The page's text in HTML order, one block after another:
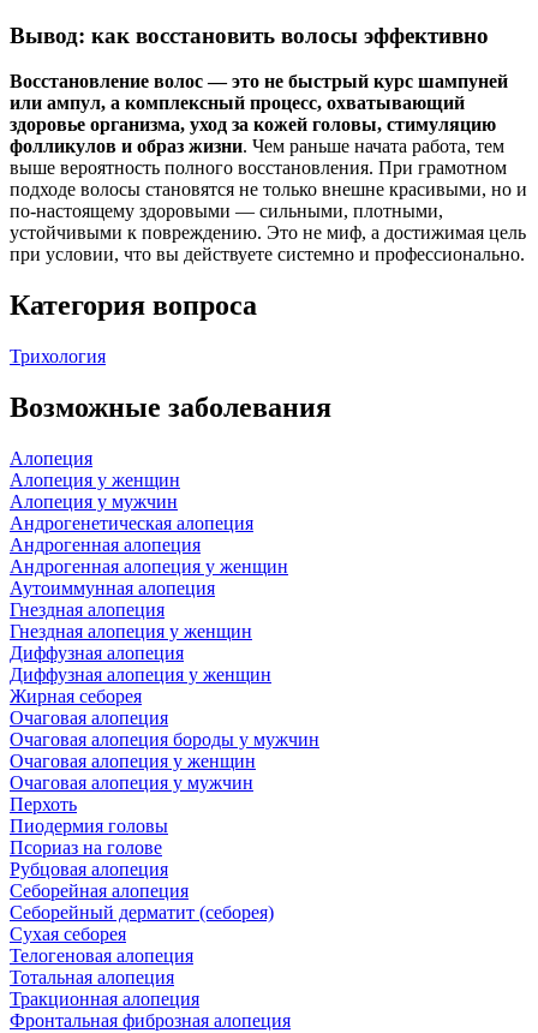
Вывод: как восстановить волосы эффективно
Восстановление волос — это не быстрый курс шампуней
или ампул, а комплексный процесс, охватывающий
здоровье организма, уход за кожей головы, стимуляцию
фолликулов и образ жизни. Чем раньше начата работа, тем
выше вероятность полного восстановления. При грамотном
подходе волосы становятся не только внешне красивыми, но и
по-настоящему здоровыми — сильными, плотными,
устойчивыми к повреждению. Это не миф, а достижимая цель
при условии, что вы действуете системно и профессионально.
Категория вопроса
Трихология
Возможные заболевания
Алопеция
Алопеция у женщин
Алопеция у мужчин
Андрогенетическая алопеция
Андрогенная алопеция
Андрогенная алопеция у женщин
Аутоиммунная алопеция
Гнездная алопеция
Гнездная алопеция у женщин
Диффузная алопеция
Диффузная алопеция у женщин
Жирная себорея
Очаговая алопеция
Очаговая алопеция бороды у мужчин
Очаговая алопеция у женщин
Очаговая алопеция у мужчин
Перхоть
Пиодермия головы
Псориаз на голове
Рубцовая алопеция
Себорейная алопеция
Себорейный дерматит (себорея)
Сухая себорея
Телогеновая алопеция
Тотальная алопеция
Тракционная алопеция
Фронтальная фиброзная алопеция